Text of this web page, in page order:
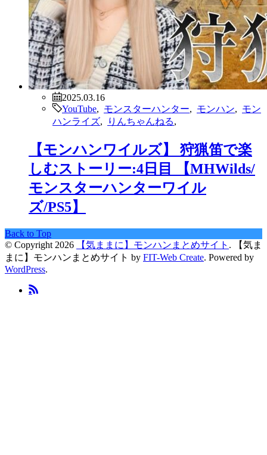
2025.03.16
YouTube
モンスターハンター モンハン
モン
ハンライズ
りんちゃんねる
【モンハンワイルズ】 狩猟笛で楽
しむストーリー:4日目 【MHWilds/
モンスターハンターワイル
ズ/PS5】
Back to Top
© Copyright 2026
【気ままに】モンハンまとめサイト .
【気ま
まに】モンハンまとめサイト by FIT-Web Create. Powered by
WordPress.